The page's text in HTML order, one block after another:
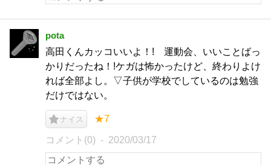
pota
高田くんカッコいいよ！! 運動会、いいことばっ
かりだったね！!ケガは怖かったけど、終わりよけ
れば全部よし。▽子供が学校でしているのは勉強
だけではない。
ナイス ★7
コメント(0) 2020/03/17